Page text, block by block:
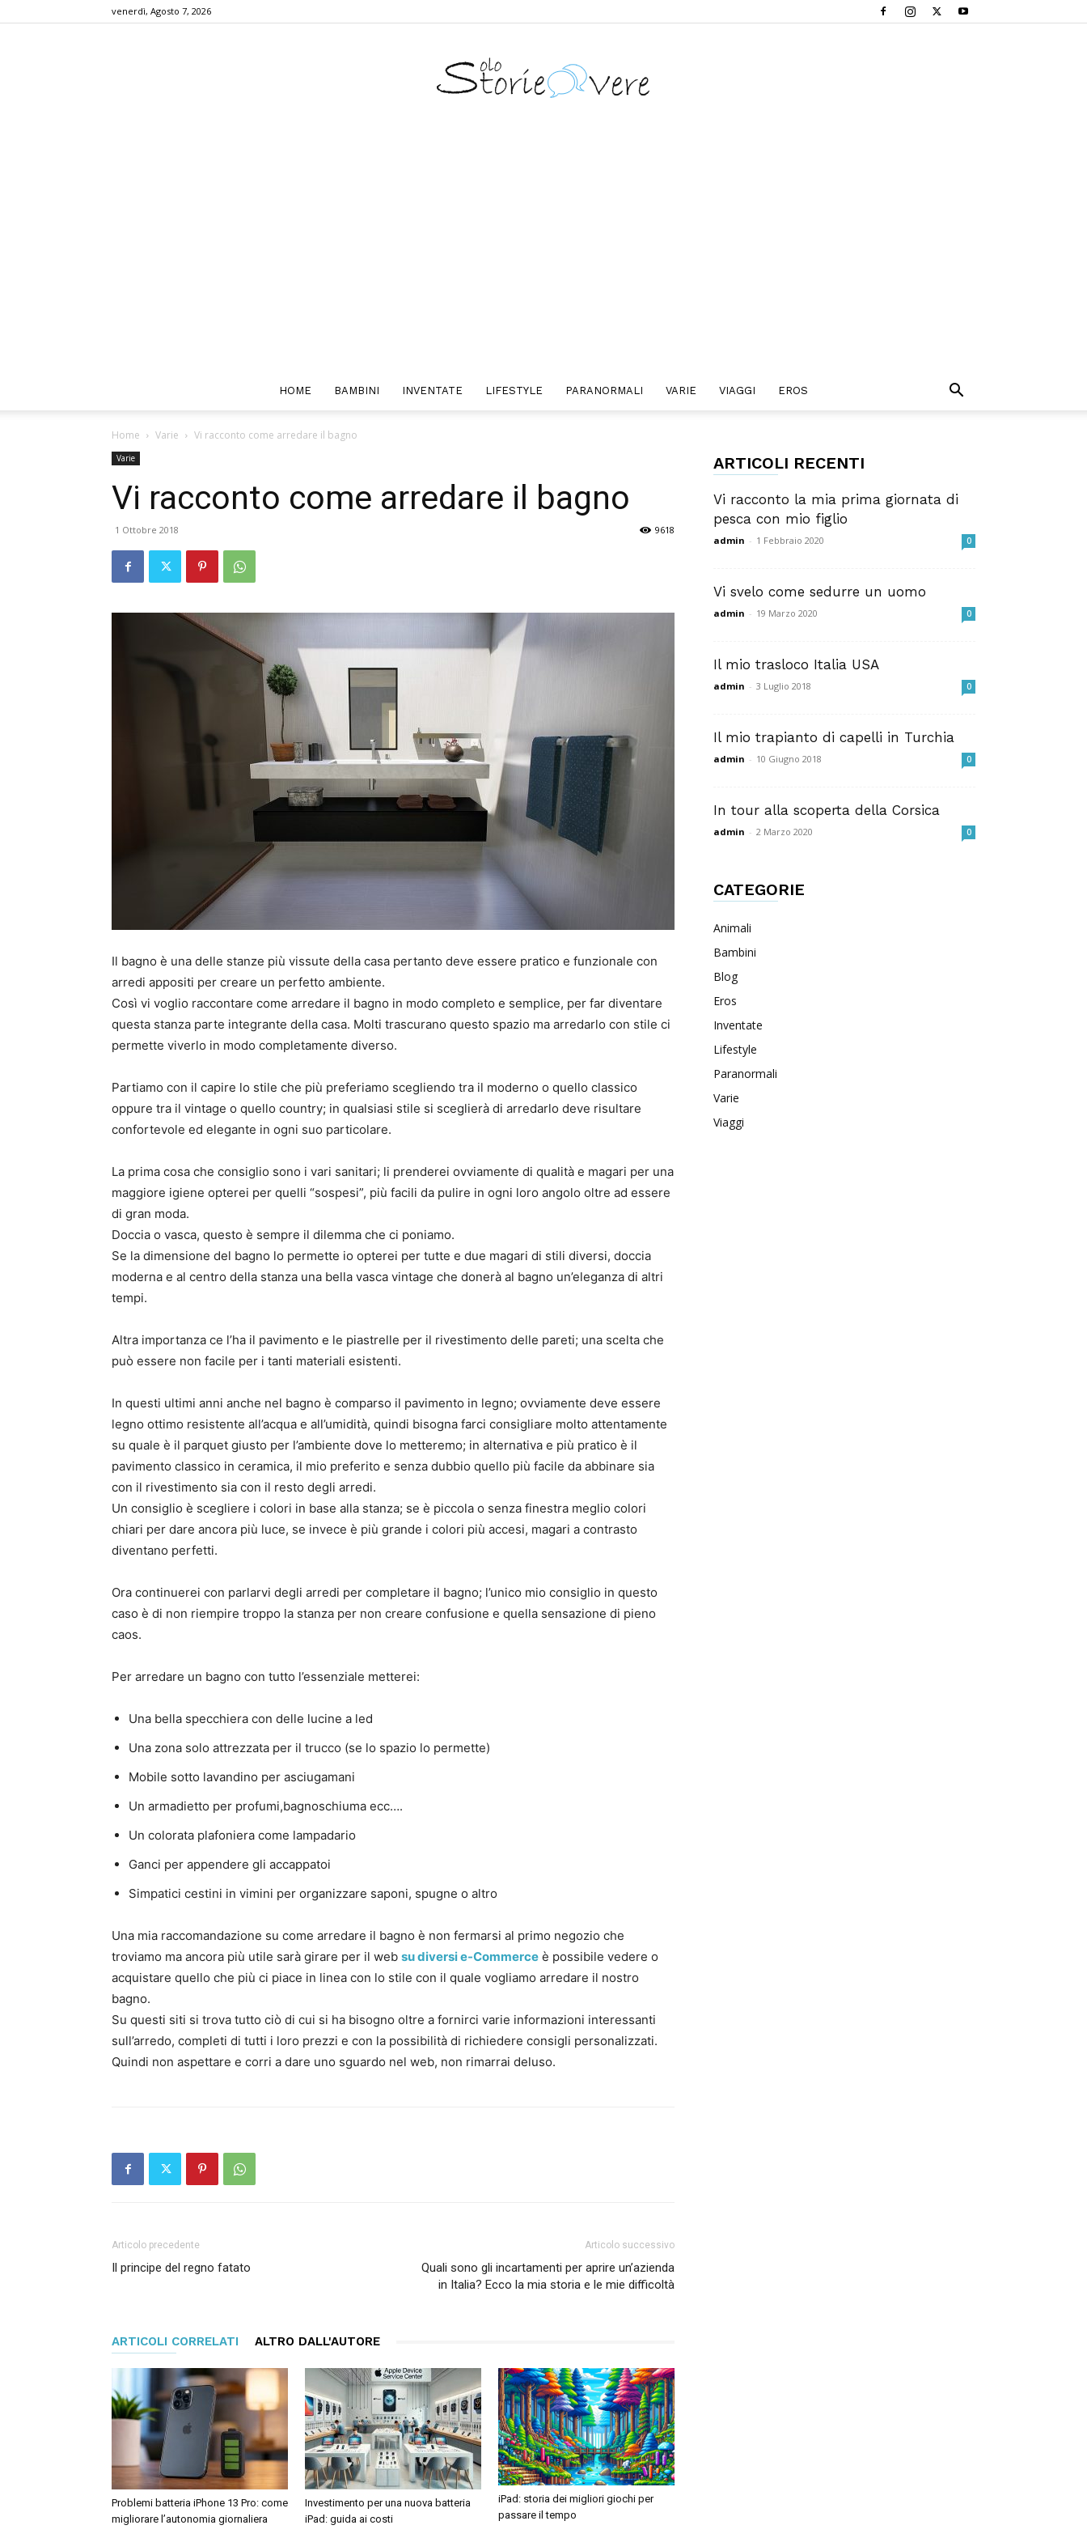
venerdì, Agosto 7, 2026
HOME BAMBINI INVENTATE LIFESTYLE PARANORMALI VARIE VIAGGI EROS
Home Varie Vi racconto come arredare il bagno
Varie
Vi racconto come arredare il bagno
1 Ottobre 2018 9618
Il bagno è una delle stanze più vissute della casa pertanto deve essere pratico e funzionale con
arredi appositi per creare un perfetto ambiente.
Così vi voglio raccontare come arredare il bagno in modo completo e semplice, per far diventare
questa stanza parte integrante della casa. Molti trascurano questo spazio ma arredarlo con stile ci
permette viverlo in modo completamente diverso.
Partiamo con il capire lo stile che più preferiamo scegliendo tra il moderno o quello classico
oppure tra il vintage o quello country; in qualsiasi stile si sceglierà di arredarlo deve risultare
confortevole ed elegante in ogni suo particolare.
La prima cosa che consiglio sono i vari sanitari; li prenderei ovviamente di qualità e magari per una
maggiore igiene opterei per quelli “sospesi”, più facili da pulire in ogni loro angolo oltre ad essere
di gran moda.
Doccia o vasca, questo è sempre il dilemma che ci poniamo.
Se la dimensione del bagno lo permette io opterei per tutte e due magari di stili diversi, doccia
moderna e al centro della stanza una bella vasca vintage che donerà al bagno un’eleganza di altri
tempi.
Altra importanza ce l’ha il pavimento e le piastrelle per il rivestimento delle pareti; una scelta che
può essere non facile per i tanti materiali esistenti.
In questi ultimi anni anche nel bagno è comparso il pavimento in legno; ovviamente deve essere
legno ottimo resistente all’acqua e all’umidità, quindi bisogna farci consigliare molto attentamente
su quale è il parquet giusto per l’ambiente dove lo metteremo; in alternativa e più pratico è il
pavimento classico in ceramica, il mio preferito e senza dubbio quello più facile da abbinare sia
con il rivestimento sia con il resto degli arredi.
Un consiglio è scegliere i colori in base alla stanza; se è piccola o senza finestra meglio colori
chiari per dare ancora più luce, se invece è più grande i colori più accesi, magari a contrasto
diventano perfetti.
Ora continuerei con parlarvi degli arredi per completare il bagno; l’unico mio consiglio in questo
caso è di non riempire troppo la stanza per non creare confusione e quella sensazione di pieno
caos.
Per arredare un bagno con tutto l’essenziale metterei:
Una bella specchiera con delle lucine a led
Una zona solo attrezzata per il trucco (se lo spazio lo permette)
Mobile sotto lavandino per asciugamani
Un armadietto per profumi,bagnoschiuma ecc….
Un colorata plafoniera come lampadario
Ganci per appendere gli accappatoi
Simpatici cestini in vimini per organizzare saponi, spugne o altro
Una mia raccomandazione su come arredare il bagno è non fermarsi al primo negozio che
troviamo ma ancora più utile sarà girare per il web su diversi e-Commerce è possibile vedere o
acquistare quello che più ci piace in linea con lo stile con il quale vogliamo arredare il nostro
bagno.
Su questi siti si trova tutto ciò di cui si ha bisogno oltre a fornirci varie informazioni interessanti
sull’arredo, completi di tutti i loro prezzi e con la possibilità di richiedere consigli personalizzati.
Quindi non aspettare e corri a dare uno sguardo nel web, non rimarrai deluso.
Articolo precedente
Il principe del regno fatato
Articolo successivo
Quali sono gli incartamenti per aprire un’azienda
in Italia? Ecco la mia storia e le mie difficoltà
ARTICOLI CORRELATI ALTRO DALL'AUTORE
Problemi batteria iPhone 13 Pro: come
migliorare l’autonomia giornaliera
Investimento per una nuova batteria
iPad: guida ai costi
iPad: storia dei migliori giochi per
passare il tempo
ARTICOLI RECENTI
Vi racconto la mia prima giornata di
pesca con mio figlio
admin - 1 Febbraio 2020 0
Vi svelo come sedurre un uomo
admin - 19 Marzo 2020 0
Il mio trasloco Italia USA
admin - 3 Luglio 2018 0
Il mio trapianto di capelli in Turchia
admin - 10 Giugno 2018 0
In tour alla scoperta della Corsica
admin - 2 Marzo 2020 0
CATEGORIE
Animali
Bambini
Blog
Eros
Inventate
Lifestyle
Paranormali
Varie
Viaggi